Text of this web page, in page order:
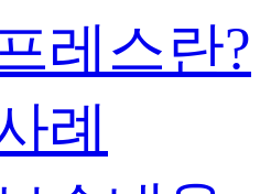
레스란?
례